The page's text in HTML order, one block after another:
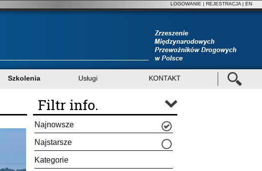
LOGOWANIE | REJESTRACJA | EN
Szkolenia Usługi KONTAKT
Filtr info.
Najnowsze
Najstarsze
Kategorie